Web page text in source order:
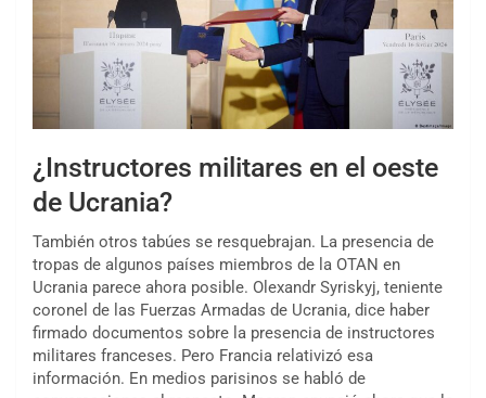
¿Instructores militares en el oeste
de Ucrania?
También otros tabúes se resquebrajan. La presencia de
tropas de algunos países miembros de la OTAN en
Ucrania parece ahora posible. Olexandr Syriskyj, teniente
coronel de las Fuerzas Armadas de Ucrania, dice haber
firmado documentos sobre la presencia de instructores
militares franceses. Pero Francia relativizó esa
información. En medios parisinos se habló de